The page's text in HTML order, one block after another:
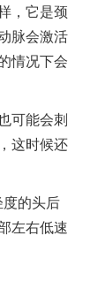
，它是颈
脉会激活
情况下会
可能会刺
这时候还
度的头后
左右低速